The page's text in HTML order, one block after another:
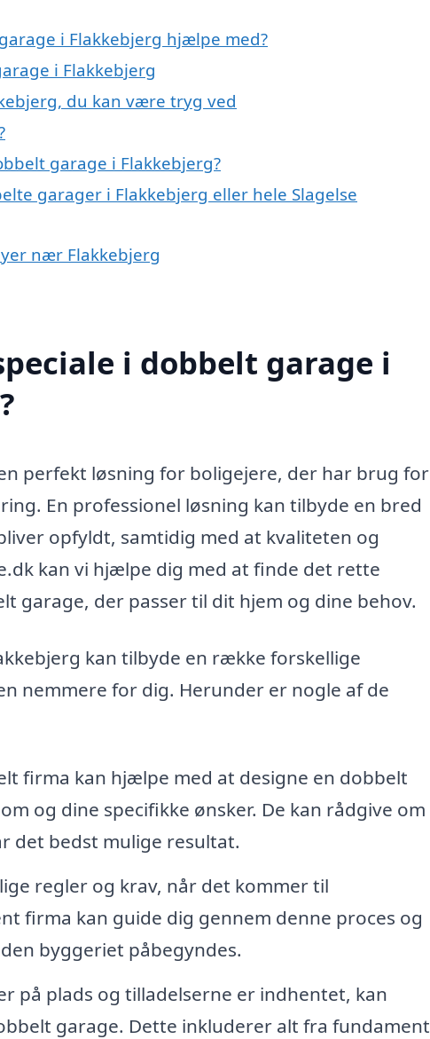
i Flakkebjerg hjælpe med?
i Flakkebjerg
du kan være tryg ved
garage i Flakkebjerg?
garager i Flakkebjerg eller hele Slagelse
nær Flakkebjerg
i dobbelt garage i
perfekt løsning for boligejere, der har brug for
En professionel løsning kan tilbyde en bred
opfyldt, samtidig med at kvaliteten og
kan vi hjælpe dig med at finde det rette
garage, der passer til dit hjem og dine behov.
kan tilbyde en række forskellige
nemmere for dig. Herunder er nogle af de
firma kan hjælpe med at designe en dobbelt
og dine specifikke ønsker. De kan rådgive om
det bedst mulige resultat.
regler og krav, når det kommer til
firma kan guide dig gennem denne proces og
byggeriet påbegyndes.
på plads og tilladelserne er indhentet, kan
garage. Dette inkluderer alt fra fundament